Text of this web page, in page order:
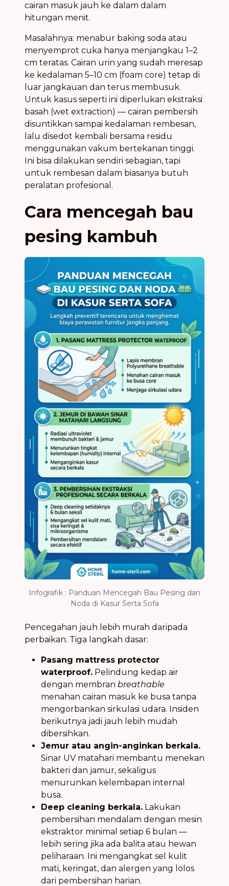
cairan masuk jauh ke dalam dalam
hitungan menit.
Masalahnya: menabur baking soda atau
menyemprot cuka hanya menjangkau 1–2
cm teratas. Cairan urin yang sudah meresap
ke kedalaman 5–10 cm (foam core) tetap di
luar jangkauan dan terus membusuk.
Untuk kasus seperti ini diperlukan ekstraksi
basah (wet extraction) — cairan pembersih
disuntikkan sampai kedalaman rembesan,
lalu disedot kembali bersama residu
menggunakan vakum bertekanan tinggi.
Ini bisa dilakukan sendiri sebagian, tapi
untuk rembesan dalam biasanya butuh
peralatan profesional.
Cara mencegah bau
pesing kambuh
Infografik : Panduan Mencegah Bau Pesing dan
Noda di Kasur Serta Sofa
Pencegahan jauh lebih murah daripada
perbaikan. Tiga langkah dasar:
Pasang mattress protector
waterproof. Pelindung kedap air
dengan membran breathable
menahan cairan masuk ke busa tanpa
mengorbankan sirkulasi udara. Insiden
berikutnya jadi jauh lebih mudah
dibersihkan.
Jemur atau angin-anginkan berkala.
Sinar UV matahari membantu menekan
bakteri dan jamur, sekaligus
menurunkan kelembapan internal
busa.
Deep cleaning berkala. Lakukan
pembersihan mendalam dengan mesin
ekstraktor minimal setiap 6 bulan —
lebih sering jika ada balita atau hewan
peliharaan. Ini mengangkat sel kulit
mati, keringat, dan alergen yang lolos
dari pembersihan harian.